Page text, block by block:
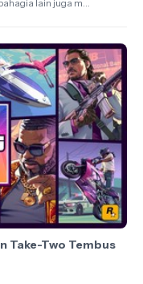
lain juga m...
Take-Two Tembus